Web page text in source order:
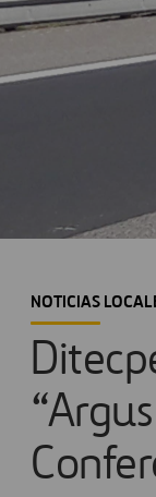
NOTICIAS